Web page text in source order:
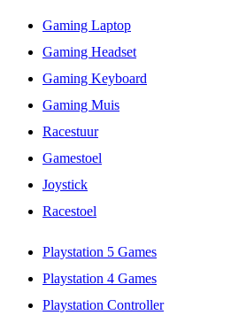
Gaming Laptop
Gaming Headset
Gaming Keyboard
Gaming Muis
Racestuur
Gamestoel
Joystick
Racestoel
Playstation 5 Games
Playstation 4 Games
Playstation Controller